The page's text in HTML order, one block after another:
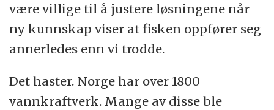
være villige til å justere løsningene når
ny kunnskap viser at fisken oppfører seg
annerledes enn vi trodde.
Det haster. Norge har over 1800
vannkraftverk. Mange av disse ble